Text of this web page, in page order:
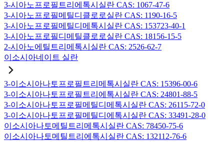
3-시아노프로필트리에톡시실란 CAS: 1067-47-6
3-시아노프로필메틸디클로로실란 CAS: 1190-16-5
3-시아노프로필메틸디메톡시실란 CAS: 153723-40-1
3-시아노프로필디메틸클로로실란 CAS: 18156-15-5
2-시아노에틸트리메톡시실란 CAS: 2526-62-7
이소시아네이트 실란
3-이소시아나토프로필트리메톡시실란 CAS: 15396-00-6
3-이소시아나토프로필트리에톡시실란 CAS: 24801-88-5
3-이소시아나토프로필메틸디메톡시실란 CAS: 26115-72-0
3-이소시아나토프로필메틸디에톡시실란 CAS: 33491-28-0
이소시아나토메틸트리메톡시실란 CAS: 78450-75-6
이소시아나토메틸트리에톡시실란 CAS: 132112-76-6